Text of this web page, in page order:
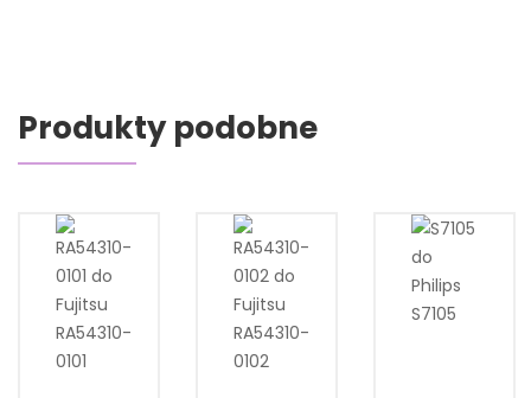
Produkty podobne